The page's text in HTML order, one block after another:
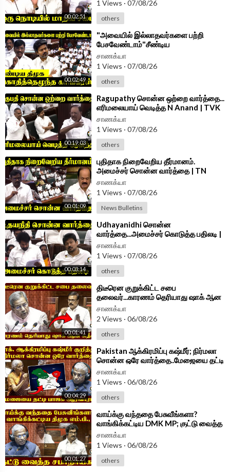
Android App -https://play.google.com/store/....apps/details?id=
com.
00:02:51
1 Views · 07/08/26
others
00:02:49
⁣"அவையில் இல்லாதவர்களை பற்றி
பேசவேண்டாம்"சீண்டிய
DMK;கொதித்தெழுந்த Congress | TN
Assembly 2026
சாணக்யா
1 Views · 07/08/26
others
00:19:03
⁣Ragupathy சொன்ன ஒற்றை வார்த்தை...
எரிமலையாய் வெடித்த N Anand | TVK
Govt | DMK | Assembly 2026
சாணக்யா
1 Views · 07/08/26
others
00:01:09
⁣புதிதாக நிறைவேறிய தீர்மானம்.
அமைச்சர் சொன்ன வார்த்தை | TN
Assembly 2026 | DMK | TVK
சாணக்யா
1 Views · 07/08/26
News Bulletins
00:03:14
⁣Udhayanidhi சொன்ன
வார்த்தை...அமைச்சர் கொடுத்த பதிலடி |
Minister Vinoth Speech TN
Assembly 2026
சாணக்யா
1 Views · 07/08/26
others
00:01:41
⁣திடீரென குறுக்கிட்ட சபை
தலைவர்...காரணம் தெரியாது ஷாக் ஆன
Sudhish | Parliament Session 2026
சாணக்யா
2 Views · 06/08/26
others
00:04:29
⁣Pakistan ஆக்கிரமிப்பு கஷ்மீர்; நிர்மலா
சொன்ன ஒரே வார்த்தை..மேஜையை தட்டி
BJPஆரவாரம் | Parliament 2026
சாணக்யா
1 Views · 06/08/26
others
00:01:27
⁣வாய்க்கு வந்ததை பேசுவீங்களா?
வாங்கிக்கட்டிய DMK MP; குட்டு வைத்த
சபாநாயகர் | Parliament 2026
சாணக்யா
1 Views · 06/08/26
others